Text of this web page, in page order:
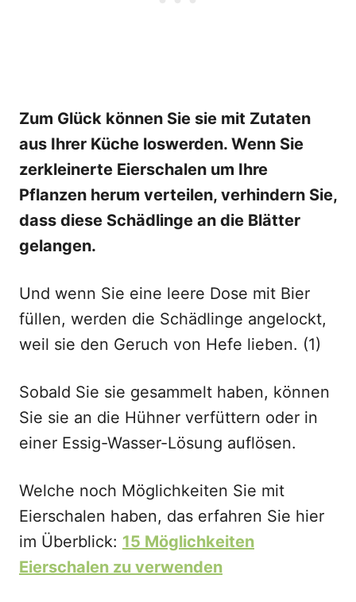
Zum Glück können Sie sie mit Zutaten
aus Ihrer Küche loswerden. Wenn Sie
zerkleinerte Eierschalen um Ihre
Pflanzen herum verteilen, verhindern Sie,
dass diese Schädlinge an die Blätter
gelangen.
Und wenn Sie eine leere Dose mit Bier
füllen, werden die Schädlinge angelockt,
weil sie den Geruch von Hefe lieben. (1)
Sobald Sie sie gesammelt haben, können
Sie sie an die Hühner verfüttern oder in
einer Essig-Wasser-Lösung auflösen.
Welche noch Möglichkeiten Sie mit
Eierschalen haben, das erfahren Sie hier
im Überblick: 15 Möglichkeiten
Eierschalen zu verwenden